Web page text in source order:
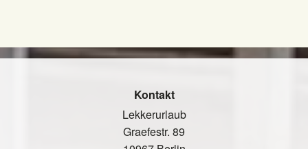
Kontakt
Lekkerurlaub
Graefestr. 89